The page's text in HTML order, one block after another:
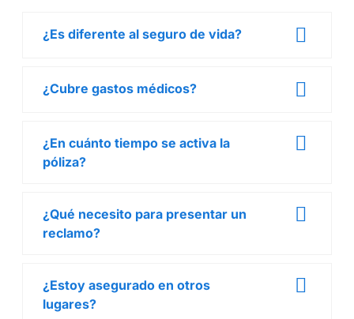
¿Es diferente al seguro de vida?
¿Cubre gastos médicos?
¿En cuánto tiempo se activa la
póliza?
¿Qué necesito para presentar un
reclamo?
¿Estoy asegurado en otros
lugares?